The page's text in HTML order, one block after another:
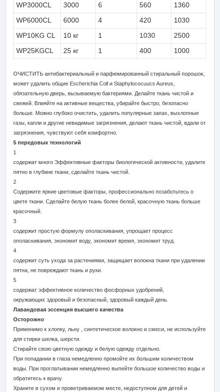
WP3000CL 3000 6 560 1360
WP6000CL 6000 4 420 1030
WP10KG CL 10 кг 1 1030 2500
WP25KGCL 25 кг 1 400 1000
ОЧИСТИТЬ антибактериальный и парфюмированный стиральный порошок,
может удалить общие Escherichia Coll и Staphylococuucs Aureus,
обязательную дверь, вызываемую бактериями. Делайте ткань чистой и
свежей. Влияйте на активные вещества, убирайте быстро, безопасно
больше. Можно глубоко очистить, удалить популярные запах, выхлопные
газы, капли и другие невидимые загрязнения, делают ткань чистой, вдали от
загрязнения, чувствуют себя комфортно.
5 передовых технологий
1
содержат много Эффективные факторы биологической активности, удалите
пятно в глубине ткани, сделайте ткань чистой.
2
Содержите яркие цветовые факторы, профессионально позаботьтесь о
цвете ткани. Сделайте белую ткань более белой, красочную ткань больше
красочный.
3
содержит простую формулу ополаскивания, упрощает процесс
ополаскивания, экономит воду, экономит время, экономит труд.
4
содержит суть ухода за растениями, защищает волокна ткани при удалении
пятна, не повреждают ткань и руки.
5
содержат эффективное количество фосфорных удобрений,
окружающих здоровый и безопасный, здоровый каждый день.
Лавандовая эссенция высшего качества
Осторожно
Применимо к хлопку, льну , синтетическое волокно и смеси, не используйте
для стирки шелка, шерсти.
Стирайте свою цветную одежду и белую одежду отдельно.
При попадании в глаза немедленно промойте их большим количеством
воды. При проглатывании немедленно выпейте большое количество воды и
обратитесь к врачу.
Храните в сухом и проветриваемом месте, недоступном для детей и